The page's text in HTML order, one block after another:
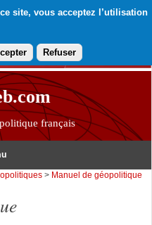
site, vous acceptez l’utilisation
Refuser
français
> Manuel de géopolitique